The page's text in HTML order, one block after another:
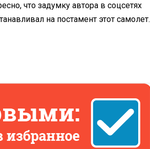
что задумку автора в соцсетях
на постамент этот самолет.